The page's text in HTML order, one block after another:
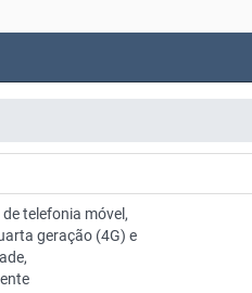
telefonia móvel,
geração (4G) e